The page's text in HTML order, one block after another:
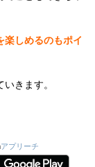
楽しめるのもポイ
きます。
アプリーチ